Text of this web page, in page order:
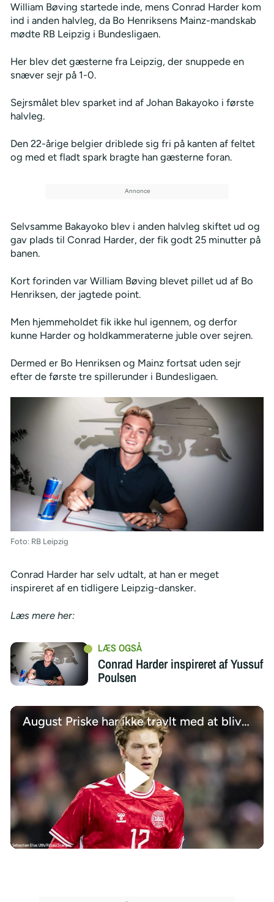
William Bøving startede inde, mens Conrad Harder kom
ind i anden halvleg, da Bo Henriksens Mainz-mandskab
mødte RB Leipzig i Bundesligaen.
Her blev det gæsterne fra Leipzig, der snuppede en
snæver sejr på 1-0.
Sejrsmålet blev sparket ind af Johan Bakayoko i første
halvleg.
Den 22-årige belgier driblede sig fri på kanten af feltet
og med et fladt spark bragte han gæsterne foran.
Selvsamme Bakayoko blev i anden halvleg skiftet ud og
gav plads til Conrad Harder, der fik godt 25 minutter på
banen.
Kort forinden var William Bøving blevet pillet ud af Bo
Henriksen, der jagtede point.
Men hjemmeholdet fik ikke hul igennem, og derfor
kunne Harder og holdkammeraterne juble over sejren.
Dermed er Bo Henriksen og Mainz fortsat uden sejr
efter de første tre spillerunder i Bundesligaen.
Foto: RB Leipzig
Conrad Harder har selv udtalt, at han er meget
inspireret af en tidligere Leipzig-dansker.
Læs mere her:
Conrad Harder inspireret af Yussuf
Poulsen
August Priske har ikke travlt med at blive solgt: Jeg er glad i Djurgården
/